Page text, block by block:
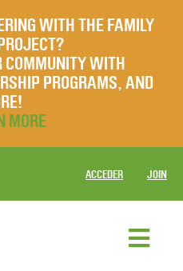
WITH THE FAMILY
COMMUNITY WITH
PROGRAMS, AND
MORE
ACCEDER JOIN